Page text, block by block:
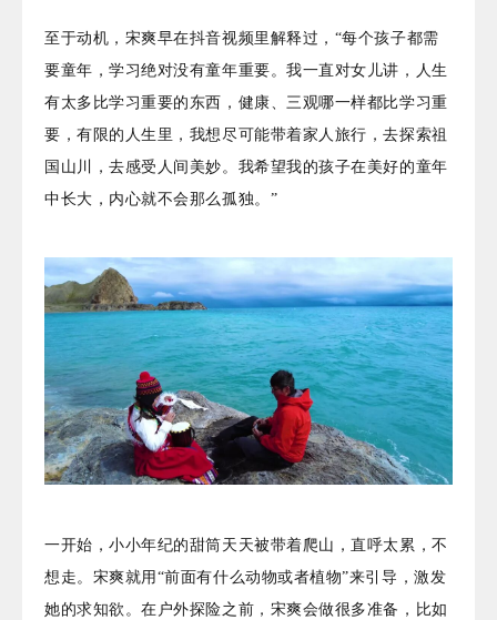
至于动机，宋爽早在抖音视频里解释过，“每个孩子都需
要童年，学习绝对没有童年重要。我一直对女儿讲，人生
有太多比学习重要的东西，健康、三观哪一样都比学习重
要，有限的人生里，我想尽可能带着家人旅行，去探索祖
国山川，去感受人间美妙。我希望我的孩子在美好的童年
中长大，内心就不会那么孤独。”
一开始，小小年纪的甜筒天天被带着爬山，直呼太累，不
想走。宋爽就用“前面有什么动物或者植物”来引导，激发
她的求知欲。在户外探险之前，宋爽会做很多准备，比如